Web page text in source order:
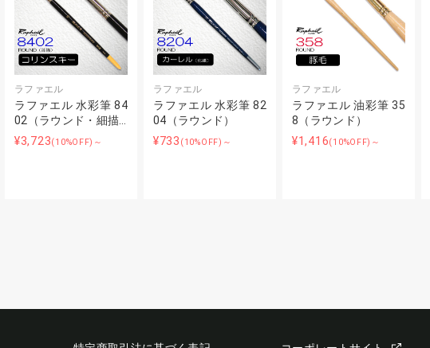
ラファエル
ラファエル 水彩筆 84
02（ラウンド・細描…
¥3,723(10%OFF)～
ラファエル
ラファエル 水彩筆 82
04（ラウンド）
¥733 (10%OFF)～
ラファエル
ラファエル 油彩筆 35
8（ラウンド）
¥1,416(10%OFF)～